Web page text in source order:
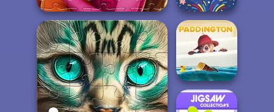
Royal Jigsaw Jigsaw Surprise